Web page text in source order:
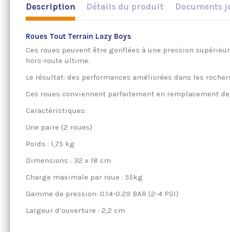
Description Détails du produit Documents
Roues Tout Terrain Lazy Boys
Ces roues peuvent être gonflées à une pression
hors-route ultime.
Le résultat: des performances améliorées dans les
Ces roues conviennent parfaitement en remplacement
Caractéristiques:
Une paire (2 roues)
Poids : 1,75 kg
Dimensions : 32 x 18 cm
Charge maximale par roue : 55kg
Gamme de pression: 0.14-0.29 BAR (2-4 PSI)
Largeur d’ouverture : 2,2 cm